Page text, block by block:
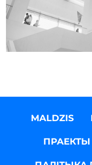
MALDZIS
ПРАЕКТЫ